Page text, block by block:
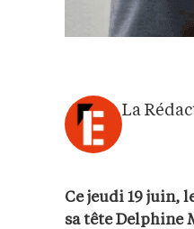
La
Ce jeudi 19 juin,
sa tête Delphine